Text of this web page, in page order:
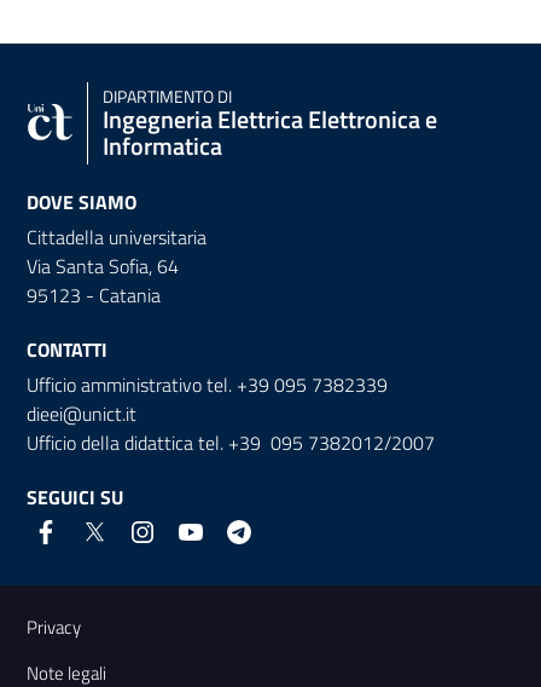
DIPARTIMENTO DI
Ingegneria Elettrica Elettronica e
Informatica
DOVE SIAMO
Cittadella universitaria
Via Santa Sofia, 64
95123 - Catania
CONTATTI
Ufficio amministrativo tel. +39 095 7382339
dieei@unict.it
Ufficio della didattica tel. +39 095 7382012/2007
SEGUICI SU
Link e informazioni utili
Privacy
Note legali